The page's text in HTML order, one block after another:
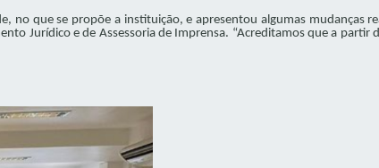
que se propõe a instituição, e apresentou algumas mudanças
Jurídico e de Assessoria de Imprensa. “Acreditamos que a partir